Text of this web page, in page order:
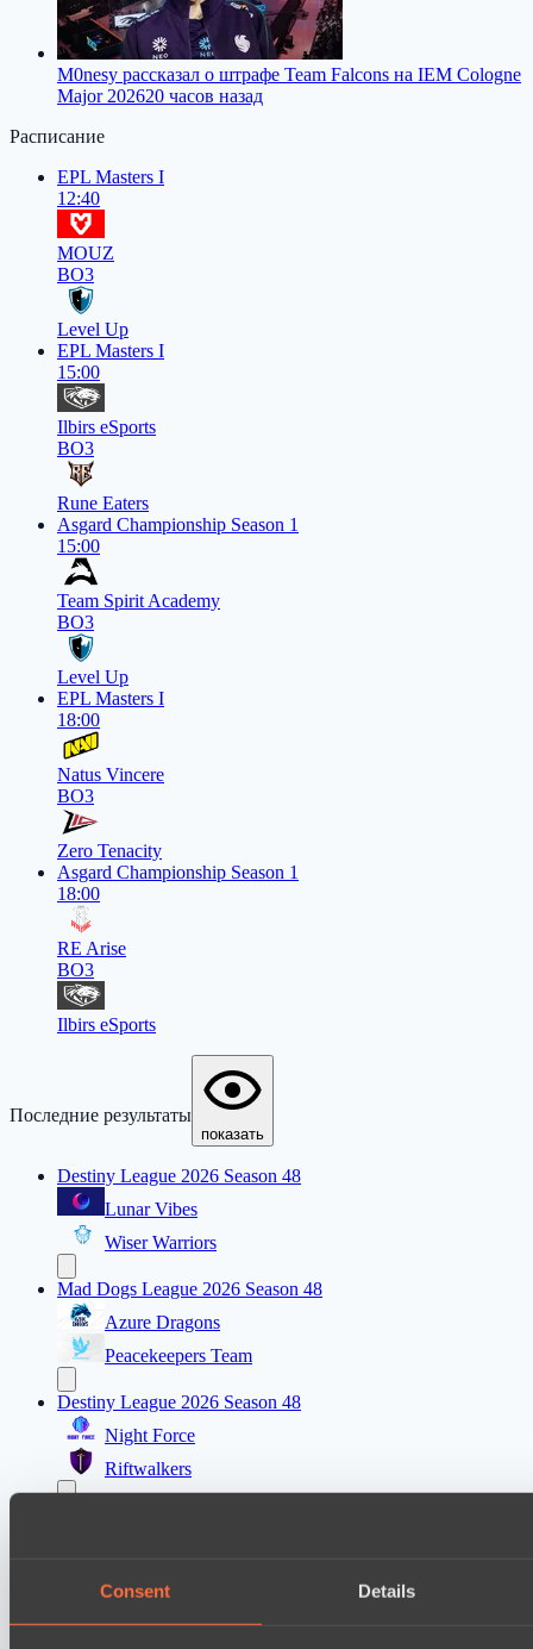
Consent Details
M0nesy рассказал о штрафе Team Falcons на IEM Cologne
Major 202620 часов назад
Расписание
EPL Masters I
12:40
MOUZ
BO3
Level Up
EPL Masters I
15:00
Ilbirs eSports
BO3
Rune Eaters
Asgard Championship Season 1
15:00
Team Spirit Academy
BO3
Level Up
EPL Masters I
18:00
Natus Vincere
BO3
Zero Tenacity
Asgard Championship Season 1
18:00
RE Arise
BO3
Ilbirs eSports
Последние результаты
показать
Destiny League 2026 Season 48
Lunar Vibes
Wiser Warriors
Mad Dogs League 2026 Season 48
Azure Dragons
Peacekeepers Team
Destiny League 2026 Season 48
Night Force
Riftwalkers
Eye Gaming
Mad Dogs League 2026 Season 48